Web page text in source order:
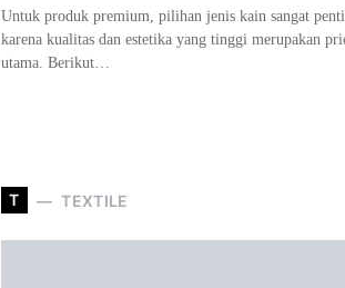
Untuk produk premium, pilihan jenis kain sangat
karena kualitas dan estetika yang tinggi merupakan
utama. Berikut…
T TEXTILE